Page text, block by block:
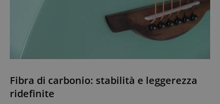
Fibra di carbonio: stabilità e leggerezza
ridefinite